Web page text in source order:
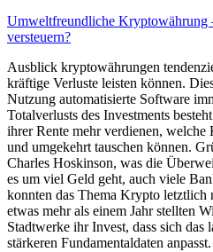
Umweltfreundliche Kryptowährung
versteuern?
Ausblick kryptowährungen
kräftige Verluste leisten können.
Nutzung automatisierte Software
Totalverlusts des Investments
ihrer Rente mehr verdienen,
und umgekehrt tauschen können.
Charles Hoskinson, was die
es um viel Geld geht, auch viele
konnten das Thema Krypto letztlich
etwas mehr als einem Jahr stellten
Stadtwerke ihr Invest, dass sich das
stärkeren Fundamentaldaten anpasst.